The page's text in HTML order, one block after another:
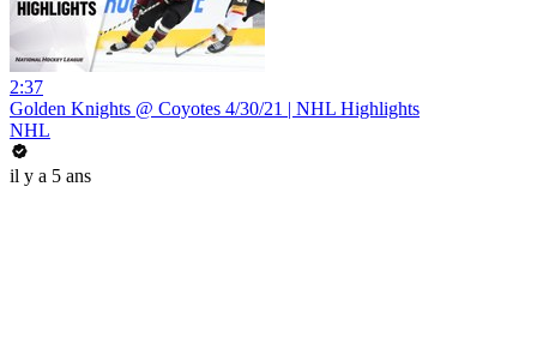
2:37
Golden Knights @ Coyotes 4/30/21 | NHL Highlights
NHL
il y a 5 ans